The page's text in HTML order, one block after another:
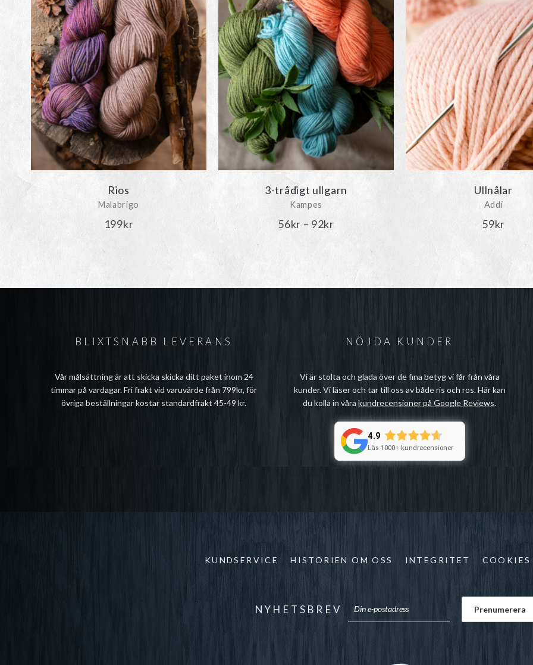
Rios
Malabrigo
199kr
3-trådigt ullgarn
Kampes
56kr – 92krPrisintervall:
Ullnålar
Addi
59kr
BLIXTSNABB LEVERANS
Vår målsättning är att skicka skicka ditt paket inom 24
timmar på vardagar. Fri frakt vid varuvärde från 799kr, för
övriga beställningar kostar standardfrakt 45-49 kr.
NÖJDA KUNDER
Vi är stolta och glada över de fina betyg vi får från våra
kunder. Vi läser och tar till oss av både ris och ros. Här kan
du kolla in vårakundrecensioner på Google Reviews.
4.9
Läs 1000+ kundrecensioner
KUNDSERVICE HISTORIEN OM OSS INTEGRITET COOKIES
NYHETSBREV